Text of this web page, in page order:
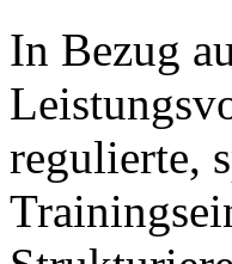
In Bezug
regulierte,